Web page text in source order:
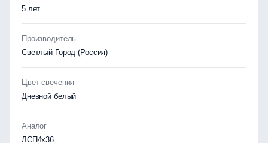
5 лет
Производитель
Светлый Город (Россия)
Цвет свечения
Дневной белый
Аналог
ЛСП4х36